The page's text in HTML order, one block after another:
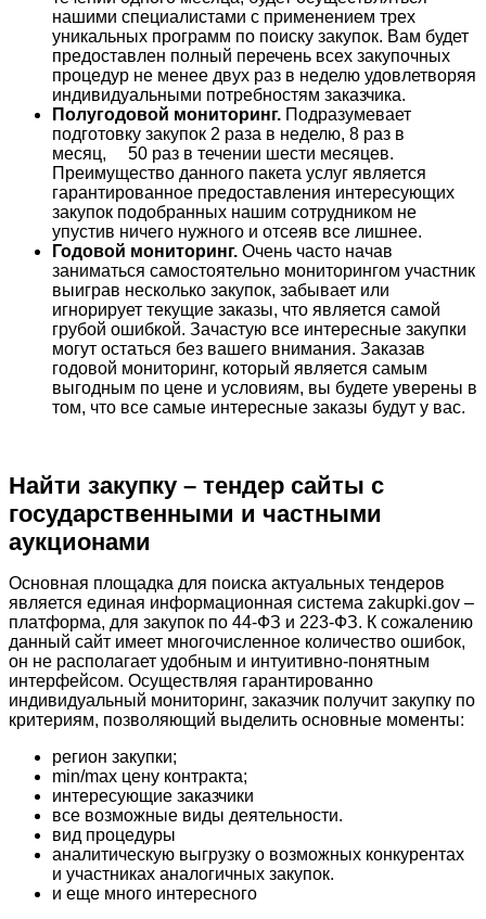
нашими специалистами с применением трех
уникальных программ по поиску закупок. Вам будет
предоставлен полный перечень всех закупочных
процедур не менее двух раз в неделю удовлетворяя
индивидуальными потребностям заказчика.
Полугодовой мониторинг. Подразумевает
подготовку закупок 2 раза в неделю, 8 раз в
месяц, 50 раз в течении шести месяцев.
Преимущество данного пакета услуг является
гарантированное предоставления интересующих
закупок подобранных нашим сотрудником не
упустив ничего нужного и отсеяв все лишнее.
Годовой мониторинг. Очень часто начав
заниматься самостоятельно мониторингом участник
выиграв несколько закупок, забывает или
игнорирует текущие заказы, что является самой
грубой ошибкой. Зачастую все интересные закупки
могут остаться без вашего внимания. Заказав
годовой мониторинг, который является самым
выгодным по цене и условиям, вы будете уверены в
том, что все самые интересные заказы будут у вас.
Найти закупку – тендер сайты с
государственными и частными
аукционами
Основная площадка для поиска актуальных тендеров
является единая информационная система zakupki.gov –
платформа, для закупок по 44-ФЗ и 223-ФЗ. К сожалению
данный сайт имеет многочисленное количество ошибок,
он не располагает удобным и интуитивно-понятным
интерфейсом. Осуществляя гарантированно
индивидуальный мониторинг, заказчик получит закупку по
критериям, позволяющий выделить основные моменты:
регион закупки;
min/max цену контракта;
интересующие заказчики
все возможные виды деятельности.
вид процедуры
аналитическую выгрузку о возможных конкурентах
и участниках аналогичных закупок.
и еще много интересного